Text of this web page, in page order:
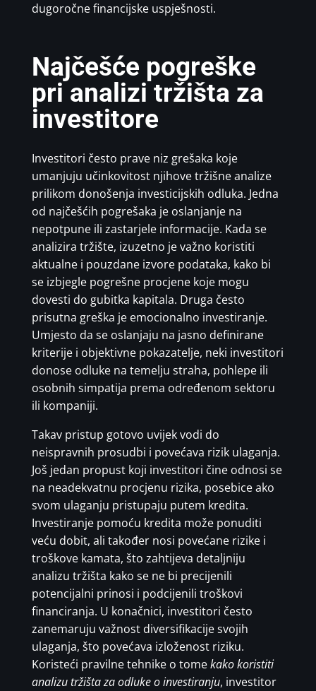
dugoročne financijske uspješnosti.
Najčešće pogreške
pri analizi tržišta za
investitore
Investitori često prave niz grešaka koje
umanjuju učinkovitost njihove tržišne analize
prilikom donošenja investicijskih odluka. Jedna
od najčešćih pogrešaka je oslanjanje na
nepotpune ili zastarjele informacije. Kada se
analizira tržište, izuzetno je važno koristiti
aktualne i pouzdane izvore podataka, kako bi
se izbjegle pogrešne procjene koje mogu
dovesti do gubitka kapitala. Druga često
prisutna greška je emocionalno investiranje.
Umjesto da se oslanjaju na jasno definirane
kriterije i objektivne pokazatelje, neki investitori
donose odluke na temelju straha, pohlepe ili
osobnih simpatija prema određenom sektoru
ili kompaniji.
Takav pristup gotovo uvijek vodi do
neispravnih prosudbi i povećava rizik ulaganja.
Još jedan propust koji investitori čine odnosi se
na neadekvatnu procjenu rizika, posebice ako
svom ulaganju pristupaju putem kredita.
Investiranje pomoću kredita može ponuditi
veću dobit, ali također nosi povećane rizike i
troškove kamata, što zahtijeva detaljniju
analizu tržišta kako se ne bi precijenili
potencijalni prinosi i podcijenili troškovi
financiranja. U konačnici, investitori često
zanemaruju važnost diversifikacije svojih
ulaganja, što povećava izloženost riziku.
Koristeći pravilne tehnike o tomekako koristiti
analizu tržišta za odluke o investiranju, investitor